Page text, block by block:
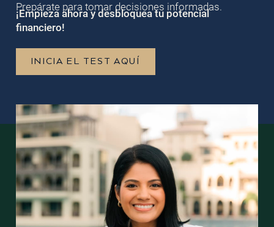
Prepárate para tomar decisiones informadas.
¡Empieza ahora y desbloquea tu potencial
financiero!
INICIA EL TEST AQUÍ